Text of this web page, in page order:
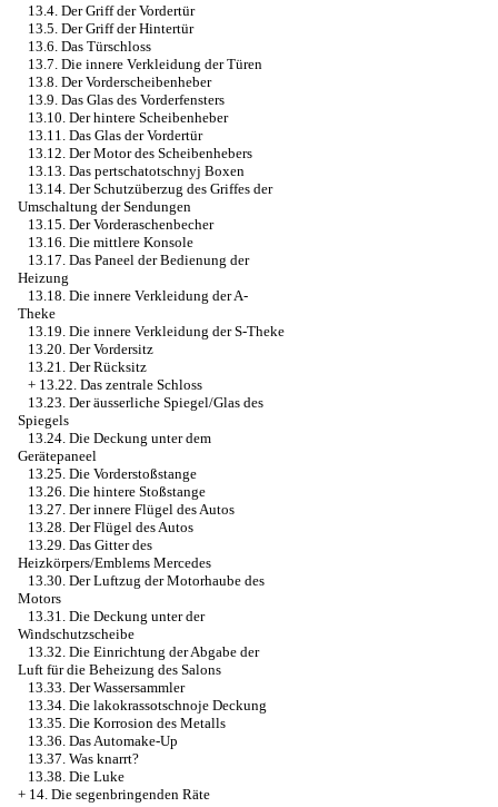
13.4. Der Griff der Vordertür
13.5. Der Griff der Hintertür
13.6. Das Türschloss
13.7. Die innere Verkleidung der Türen
13.8. Der Vorderscheibenheber
13.9. Das Glas des Vorderfensters
13.10. Der hintere Scheibenheber
13.11. Das Glas der Vordertür
13.12. Der Motor des Scheibenhebers
13.13. Das pertschatotschnyj Boxen
13.14. Der Schutzüberzug des Griffes der
Umschaltung der Sendungen
13.15. Der Vorderaschenbecher
13.16. Die mittlere Konsole
13.17. Das Paneel der Bedienung der
Heizung
13.18. Die innere Verkleidung der A-
Theke
13.19. Die innere Verkleidung der S-Theke
13.20. Der Vordersitz
13.21. Der Rücksitz
+ 13.22. Das zentrale Schloss
13.23. Der äusserliche Spiegel/Glas des
Spiegels
13.24. Die Deckung unter dem
Gerätepaneel
13.25. Die Vorderstoßstange
13.26. Die hintere Stoßstange
13.27. Der innere Flügel des Autos
13.28. Der Flügel des Autos
13.29. Das Gitter des
Heizkörpers/Emblems Mercedes
13.30. Der Luftzug der Motorhaube des
Motors
13.31. Die Deckung unter der
Windschutzscheibe
13.32. Die Einrichtung der Abgabe der
Luft für die Beheizung des Salons
13.33. Der Wassersammler
13.34. Die lakokrassotschnoje Deckung
13.35. Die Korrosion des Metalls
13.36. Das Automake-Up
13.37. Was knarrt?
13.38. Die Luke
+ 14. Die segenbringenden Räte